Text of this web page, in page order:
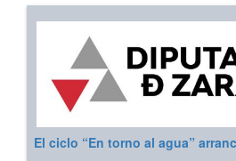
El ciclo “En torno al agua”